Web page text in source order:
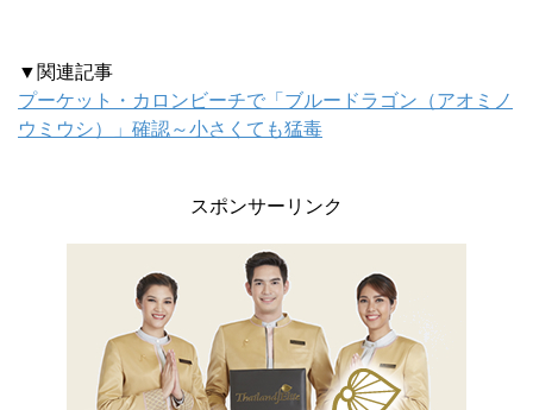
▼関連記事
プーケット・カロンビーチで「ブルードラゴン（アオミノ
ウミウシ）」確認～小さくても猛毒
スポンサーリンク